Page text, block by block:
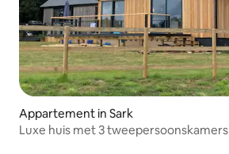
Appartement in Sark
Luxe huis met 3 tweepersoonskamers